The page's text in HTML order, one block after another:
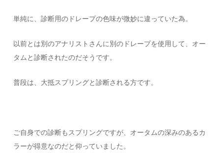
単純に、診断用のドレープの色味が微妙に違っていた為。
以前とは別のアナリストさんに別のドレープを使用して、オー
タムと診断されたのだそうです。
普段は、大抵スプリングと診断される方です。
ご自身での診断もスプリングですが、オータムの深みのあるカ
ラーが得意なのだと仰っていました。